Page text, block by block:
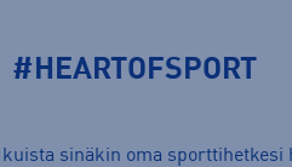
#HEARTOFSPORT
sinäkin oma sporttihetkesi